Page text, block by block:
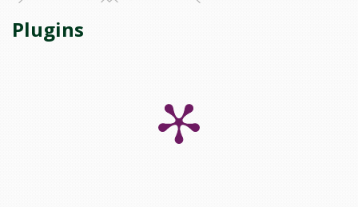
Plugins